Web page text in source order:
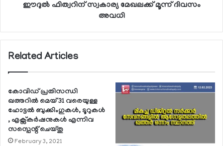
ഈദുല്‍ ഫിത്വറിന് സ്വകാര്യ മേഖലക്ക് മൂന്ന് ദിവസം
അവധി
Related Articles
കോവിഡ് പ്രതിസന്ധി
ഖത്തറില്‍ മെയ് 31 വരെയുള്ള
ഹോട്ടല്‍ ബുക്കിംഗുകള്‍, ടൂറുകള്‍
, എക്സ്‌കര്‍ഷനുകള്‍ എന്നിവ
സസ്പെന്റ് ചെയ്തു
February 3, 2021